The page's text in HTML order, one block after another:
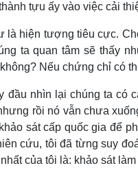
tựu ấy vào việc cải
là hiện tượng tiêu cực.
ta quan tâm sẽ thấy
Nếu chứng chỉ có
đầu nhìn lại chúng ta có
rồi nó vẫn chưa
sát cấp quốc gia để
cứu, tôi đã từng suy
của tôi là: khảo sát